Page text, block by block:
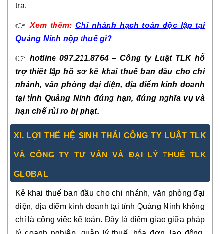
tra.
👉 Xem thêm:Chi nhánh hạch toán độc lập tại
Quảng Ninh nộp thuế gì?
👉 hotline 097.211.8764 – Công ty Luật TLK hỗ
trợ thiết lập hồ sơ kê khai thuế ban đầu cho chi
nhánh, văn phòng đại diện, địa điểm kinh doanh
tại tỉnh Quảng Ninh đúng hạn, đúng nghĩa vụ và
hạn chế rủi ro bị phạt.
XI. LỢI THẾ HỆ SINH THÁI CÔNG TY LUẬT TLK
VÀ CÔNG TY TƯ VẤN VÀ ĐẠI LÝ THUẾ TLK
GLOBAL
Kê khai thuế ban đầu cho chi nhánh, văn phòng đại
diện, địa điểm kinh doanh tại tỉnh Quảng Ninh không
chỉ là công việc kế toán. Đây là điểm giao giữa pháp